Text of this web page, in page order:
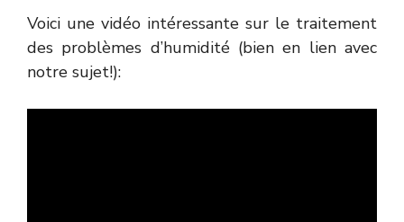
Voici une vidéo intéressante sur le traitement
des problèmes d’humidité (bien en lien avec
notre sujet!):